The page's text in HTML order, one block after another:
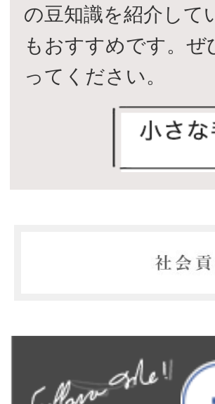
の豆知識を紹介して
もおすすめです。ぜ
ってください。